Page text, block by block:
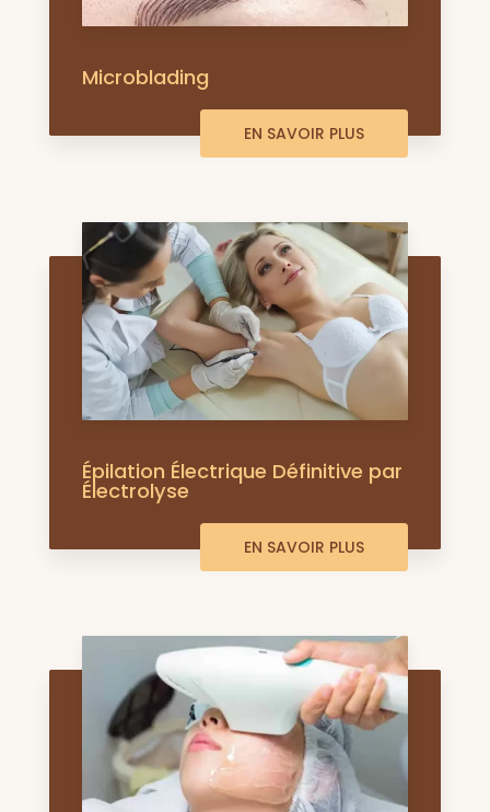
Microblading
EN SAVOIR PLUS
Épilation Électrique Définitive par
Électrolyse
EN SAVOIR PLUS